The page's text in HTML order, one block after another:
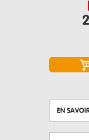
EN